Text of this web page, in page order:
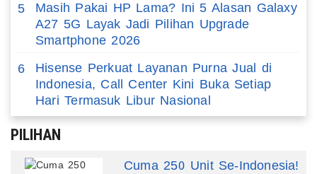
5
Masih Pakai HP Lama? Ini 5 Alasan Galaxy
A27 5G Layak Jadi Pilihan Upgrade
Smartphone 2026
6
Hisense Perkuat Layanan Purna Jual di
Indonesia, Call Center Kini Buka Setiap
Hari Termasuk Libur Nasional
PILIHAN
Cuma 250 Unit Se-Indonesia!